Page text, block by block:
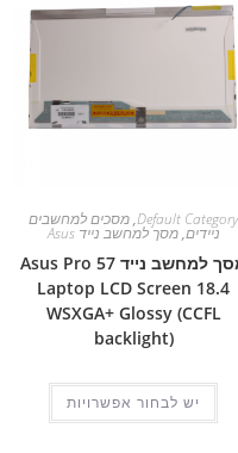
Default Category
,מסכים למחשבים
ניידים,מסך למחשב נייד Asus
מסך למחשב נייד Asus Pro 57
Laptop LCD Screen 18.4
WSXGA+ Glossy (CCFL
backlight)
יש לבחור אפשרויות